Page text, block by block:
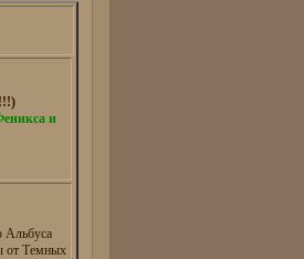
и
Альбуса
от Темных